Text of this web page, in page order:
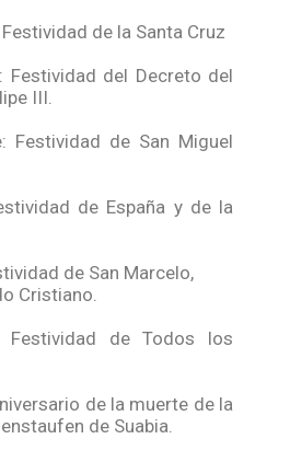
de la Santa Cruz
Festividad del Decreto del
III.
Festividad de San Miguel
de España y de la
de San Marcelo,
Cristiano.
Festividad de Todos los
de la muerte de la
de Suabia.